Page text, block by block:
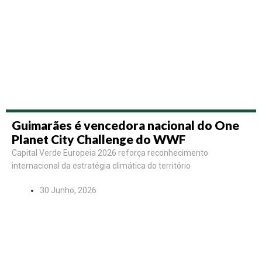
Guimarães é vencedora nacional do One
Planet City Challenge do WWF
Capital Verde Europeia 2026 reforça reconhecimento
internacional da estratégia climática do território
30 Junho, 2026